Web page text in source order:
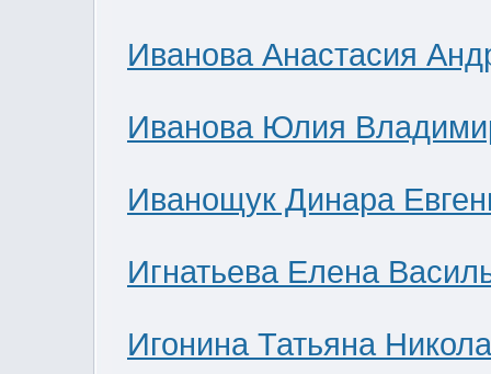
Иванова Анастасия
Иванова Юлия
Иванощук Динара
Игнатьева Елена
Игонина Татьяна